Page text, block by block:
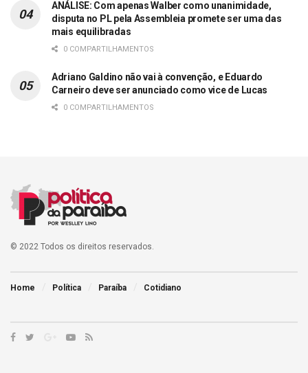
ANÁLISE: Com apenas Walber como unanimidade,
disputa no PL pela Assembleia promete ser uma das
mais equilibradas
0 COMPARTILHAMENTOS
Adriano Galdino não vai à convenção, e Eduardo
Carneiro deve ser anunciado como vice de Lucas
0 COMPARTILHAMENTOS
© 2022 Todos os direitos reservados.
Home Política Paraíba Cotidiano